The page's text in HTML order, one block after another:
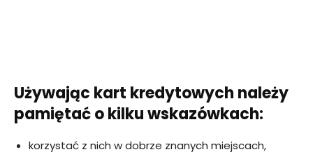
Używając kart kredytowych należy
pamiętać o kilku wskazówkach:
korzystać z nich w dobrze znanych miejscach,